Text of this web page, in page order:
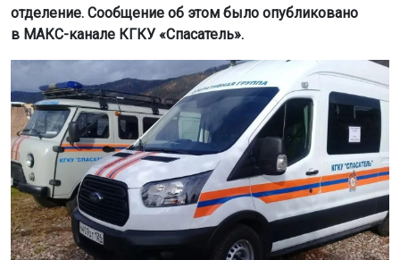
отделение. Сообщение об этом было опубликовано
в МАКС-канале КГКУ «Спасатель».